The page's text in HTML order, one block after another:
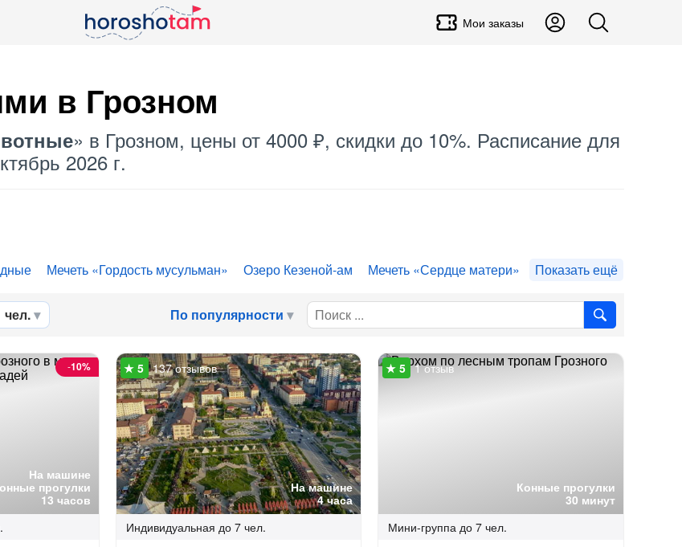
Мои заказы
в Грозном
» в Грозном, цены от 4000 ₽, скидки до 10%. Расписание для
2026 г.
Мечеть «Гордость мусульман» Озеро Кезеной-ам Мечеть «Сердце матери» Показать ещё
чел. По популярности
На машине
прогулки
13 часов
-10%
На машине
4 часа
137 отзывов
Индивидуальная до 7 чел.
Конные прогулки
30 минут
1 отзыв
Мини-группа до 7 чел.